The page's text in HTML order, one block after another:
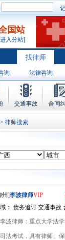
国站
入分站]
找律师
询 法律咨询
交通事故 合同
律师搜索
州]李波律师VIP
： 债务追讨 交通事故
波律师：重点大学法
法考试，具有律师、